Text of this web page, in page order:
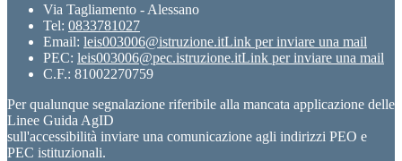
Via Tagliamento - Alessano
Tel: 0833781027
Email: leis003006@istruzione.itLink per inviare una mail
PEC: leis003006@pec.istruzione.itLink per inviare una mail
C.F.: 81002270759
Per qualunque segnalazione riferibile alla mancata applicazione delle
Linee Guida AgID
sull'accessibilità inviare una comunicazione agli indirizzi PEO e
PEC istituzionali.